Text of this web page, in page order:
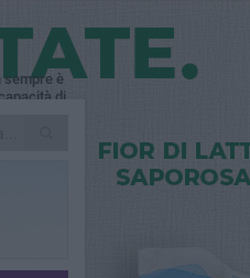
sempre è
di
di
nastri di